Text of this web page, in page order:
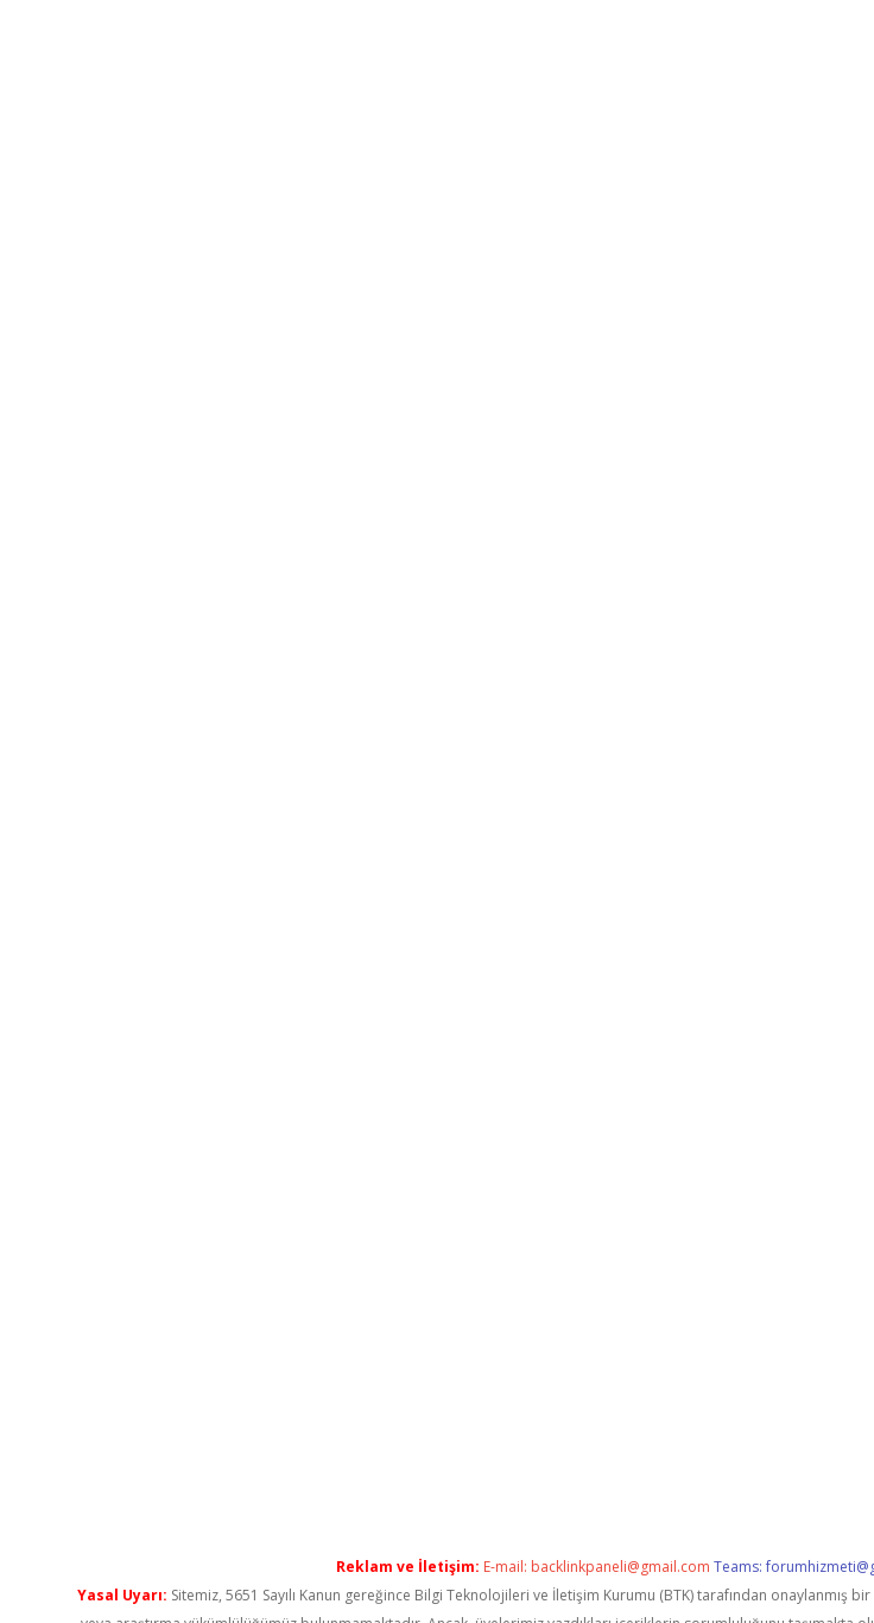
Reklam ve İletişim: E-mail: backlinkpaneli@gmail.com Teams:
Yasal Uyarı: Sitemiz, 5651 Sayılı Kanun gereğince Bilgi Teknolojileri ve İletişim Kurumu (BTK) tarafından